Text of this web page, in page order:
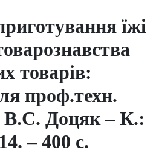
їжі
товарів:
проф.техн.
В.С. Доцяк – К.:
– 400 с.